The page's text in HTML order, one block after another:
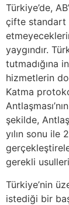
Türkiye’de,
çifte standart
yaygındır.
tutmadığına
hizmetlerin
Katma
şekilde,
yılın sonu ile
gerekli
Türkiye’nin
istediği bir